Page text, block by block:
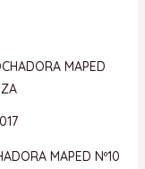
MAPED Nº10